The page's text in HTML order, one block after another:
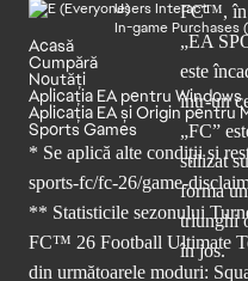
Users Interact
In-game Purchases
Acasă
Cumpără
Noutăți
Aplicația EA pentru Windows
Aplicația EA și Origin pentru
Sports Games
* Se aplică alte condiții și
sports-fc/fc-26/game-
** Statisticile sezonului
FC™ 26 Football Ultimate
din următoarele moduri: